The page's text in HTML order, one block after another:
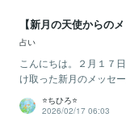
【新月の天使からの
占い
こんにちは。２月１７
け取った新月のメッセ
⭐️ちひろ⭐️
2026/02/17 06:03